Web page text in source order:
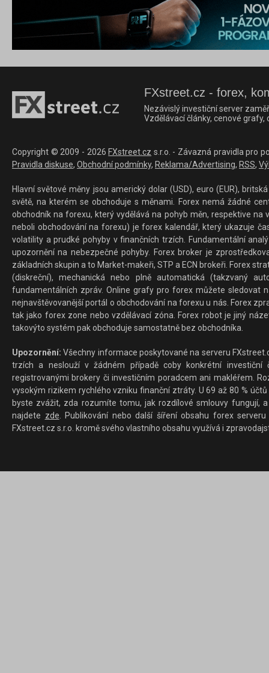
FXstreet.cz - forex,
Nezávislý investiční server
Vzdělávací články, cenové
Copyright © 2009 - 2026 FXstreet.cz s.r.o. - Závazná pravidla pro
Pravidla diskuse, Obchodní podmínky, Reklama/Advertising, RSS,
Hlavní světové měny jsou americký dolar (USD), euro (EUR),
světě, na kterém se obchoduje s měnami. Forex nemá žádné
obchodník na forexu, který vydělává na pohyb měn, respektive
neboli obchodování na forexu) je forex kalendář, který ukazuje
volatility a prudké pohyby v finančních trzích. Fundamentální
upozornění na nebezpečné pohyby. Forex broker je
základních skupin a to Market-makeři, STP a ECN brokeři. Forex
(diskreční), mechanická nebo plně automatická (takzvaný
fundamentálních zpráv. Online grafy pro forex můžete sledovat
nejnavštěvovanější portál o obchodování na forexu u nás. Forex
tak jako forex zone nebo vzdělávací zóna. Forex robot je jiný
takovýto systém pak obchoduje samostatně bez obchodníka.
Upozornění: Všechny informace poskytované na serveru
trzích a neslouží v žádném případě coby konkrétní investiční
registrovanými brokery či investičním poradcem ani makléřem.
vysokým rizikem rychlého vzniku finanční ztráty. U 69 až 80 %
byste zvážit, zda rozumíte tomu, jak rozdílové smlouvy fungují,
najdete zde. Publikování nebo další šíření obsahu forex
FXstreet.cz s.r.o. kromě svého vlastního obsahu využívá i